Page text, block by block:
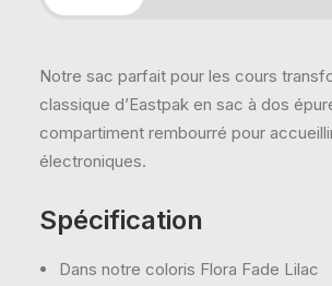
Notre sac parfait pour les cours
classique d’Eastpak en sac à dos
compartiment rembourré pour
électroniques.
Spécification
Dans notre coloris Flora Fade Lilac